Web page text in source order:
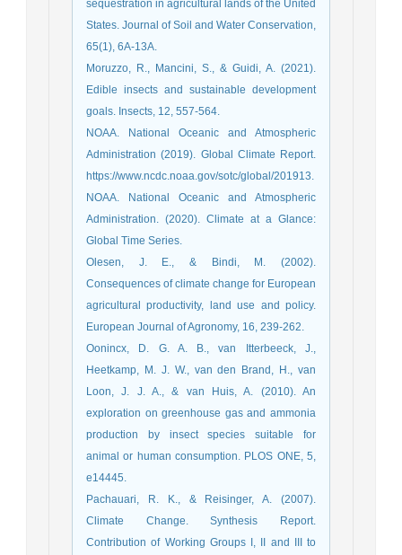
sequestration in agricultural lands of the United
States. Journal of Soil and Water Conservation,
65(1), 6A-13A.
Moruzzo, R., Mancini, S., & Guidi, A. (2021).
Edible insects and sustainable development
goals. Insects, 12, 557-564.
NOAA. National Oceanic and Atmospheric
Administration (2019). Global Climate Report.
https://www.ncdc.noaa.gov/sotc/global/201913.
NOAA. National Oceanic and Atmospheric
Administration. (2020). Climate at a Glance:
Olesen, J. E., & Bindi, M. (2002).
Consequences of climate change for European
agricultural productivity, land use and policy.
European Journal of Agronomy, 16, 239-262.
Oonincx, D. G. A. B., van Itterbeeck, J.,
Heetkamp, M. J. W., van den Brand, H., van
Loon, J. J. A., & van Huis, A. (2010). An
exploration on greenhouse gas and ammonia
production by insect species suitable for
animal or human consumption. PLOS ONE, 5,
e14445.
Pachauari, R. K., & Reisinger, A. (2007).
Climate Change. Synthesis Report.
Contribution of Working Groups I, II and III to